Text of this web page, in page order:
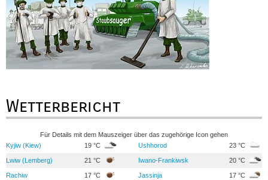
Wetterbericht
Für Details mit dem Mauszeiger über das zugehörige Icon gehen
Kyjiw (Kiew)
19 °C Ushhorod 23 °C
Lwiw (Lemberg) 21 °C Iwano-Frankiwsk 20 °C
Rachiw 17 °C Jassinja 17 °C